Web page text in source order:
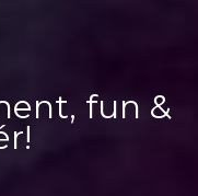
fun &